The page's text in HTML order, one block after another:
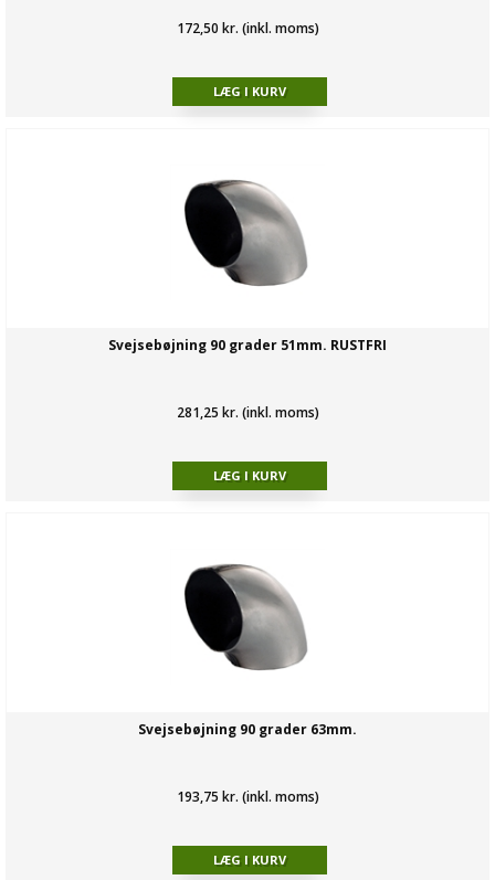
172,50 kr. (inkl. moms)
Svejsebøjning 90 grader 51mm. RUSTFRI
281,25 kr. (inkl. moms)
Svejsebøjning 90 grader 63mm.
193,75 kr. (inkl. moms)